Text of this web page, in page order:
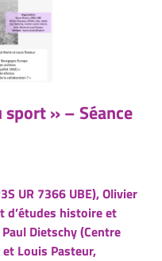
» – Séance
UR 7366 UBE), Olivier
d’études histoire et
Dietschy (Centre
Louis Pasteur,